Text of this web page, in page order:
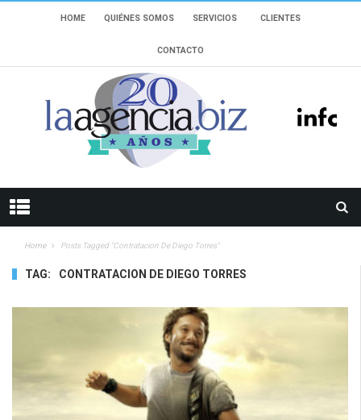
HOME QUIÉNES SOMOS SERVICIOS CLIENTES
CONTACTO
Home Posts Tagged "contratacion De Diego Torres"
TAG: CONTRATACION DE DIEGO TORRES